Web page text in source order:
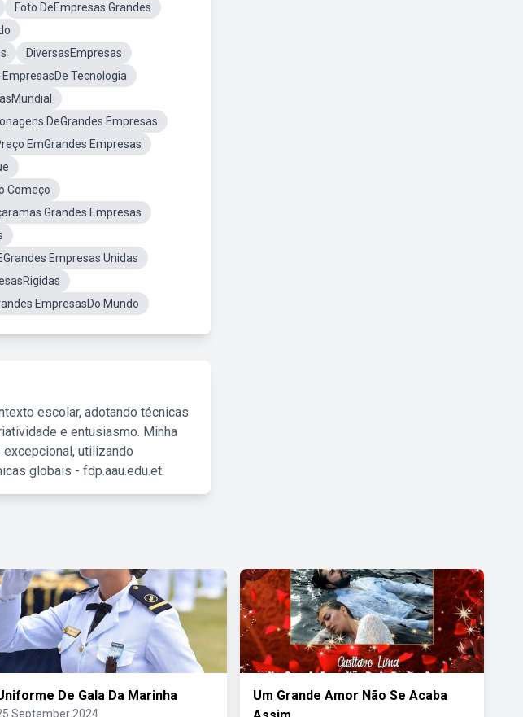
Foto DeEmpresas Grandes
DiversasEmpresas
EmpresasDe Tecnologia
DeGrandes Empresas
EmGrandes Empresas
Começo
Grandes Empresas
Empresas Unidas
EmpresasDo Mundo
escolar, adotando técnicas
e entusiasmo. Minha
utilizando
globais - fdp.aau.edu.et.
De Gala Da Marinha
September 2024
Um Grande Amor Não Se Acaba